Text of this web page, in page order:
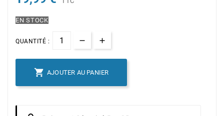
EN STOCK
QUANTITÉ :
 AJOUTER AU PANIER